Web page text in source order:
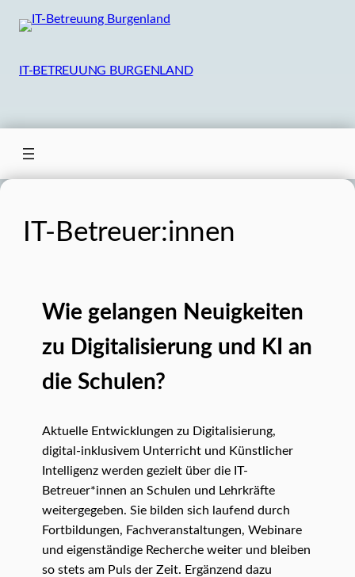
Inhalt
IT-BETREUUNG BURGENLAND
IT-Betreuer:innen
Wie gelangen Neuigkeiten
zu Digitalisierung und KI an
die Schulen?
Aktuelle Entwicklungen zu Digitalisierung,
digital-inklusivem Unterricht und Künstlicher
Intelligenz werden gezielt über die IT-
Betreuer*innen an Schulen und Lehrkräfte
weitergegeben. Sie bilden sich laufend durch
Fortbildungen, Fachveranstaltungen, Webinare
und eigenständige Recherche weiter und bleiben
so stets am Puls der Zeit. Ergänzend dazu